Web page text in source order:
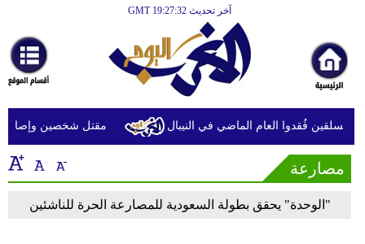
آخر تحديث GMT 19:27:32
أخبارعاجلة
رياضة
ثقافة
إقتصاد
مقتل شخصين وإصابة 14 في قصف للحوثيين على أحياء سكنية ومخيمات للنازحين في مأرب
مصارعة
"الوحدة" يحقق بطولة السعودية للمصارعة الحرة للناشئين